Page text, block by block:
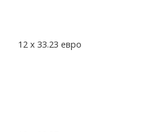
12 x 33.23 евро